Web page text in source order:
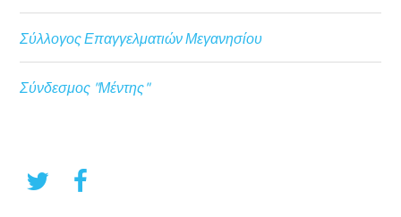
Σύλλογος Επαγγελματιών Μεγανησίου
Σύνδεσμος "Μέντης"